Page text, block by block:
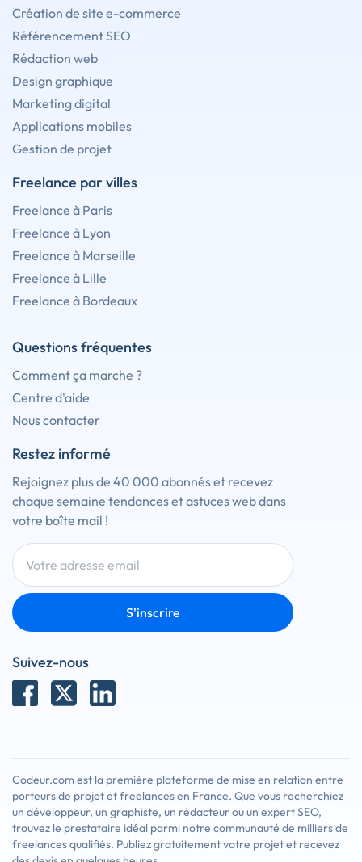
Création de site e-commerce
Référencement SEO
Rédaction web
Design graphique
Marketing digital
Applications mobiles
Gestion de projet
Freelance par villes
Freelance à Paris
Freelance à Lyon
Freelance à Marseille
Freelance à Lille
Freelance à Bordeaux
Questions fréquentes
Comment ça marche ?
Centre d'aide
Nous contacter
Restez informé
Rejoignez plus de 40 000 abonnés et recevez
chaque semaine tendances et astuces web dans
votre boîte mail !
S'inscrire
Suivez-nous
Codeur.com est la première plateforme de mise en relation entre
porteurs de projet et freelances en France. Que vous recherchiez
un développeur, un graphiste, un rédacteur ou un expert SEO,
trouvez le prestataire idéal parmi notre communauté de milliers de
freelances qualifiés. Publiez gratuitement votre projet et recevez